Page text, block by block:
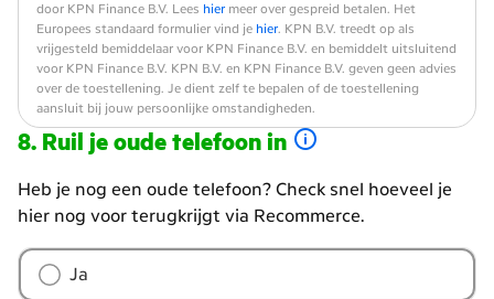
door KPN Finance B.V. Lees hier meer over gespreid betalen. Het
Europees standaard formulier vind je hier. KPN B.V. treedt op als
vrijgesteld bemiddelaar voor KPN Finance B.V. en bemiddelt uitsluitend
voor KPN Finance B.V. KPN B.V. en KPN Finance B.V. geven geen advies
over de toestellening. Je dient zelf te bepalen of de toestellening
aansluit bij jouw persoonlijke omstandigheden.
Ruil je oude telefoon in
Heb je nog een oude telefoon? Check snel hoeveel je
hier nog voor terugkrijgt via Recommerce.
Wil
je
Ja